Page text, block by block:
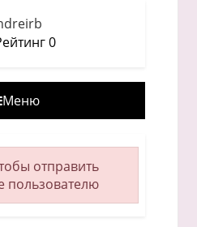
0
Меню
отправить
пользователю